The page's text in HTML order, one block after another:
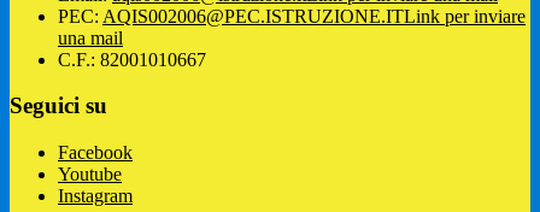
PEC: AQIS002006@PEC.ISTRUZIONE.ITLink per inviare
una mail
C.F.: 82001010667
Seguici su
Facebook
Youtube
Instagram